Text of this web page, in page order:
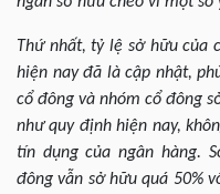
Thứ nhất, tỷ lệ sở hữu của
hiện nay đã là cập nhật,
cổ đông và nhóm cổ đông
như quy định hiện nay,
tín dụng của ngân hàng.
đông vẫn sở hữu quá 50%